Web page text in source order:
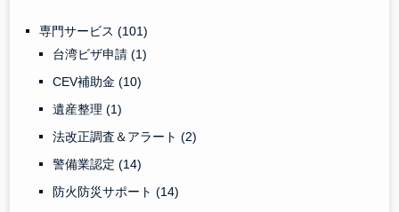
専門サービス(101)
台湾ビザ申請(1)
CEV補助金(10)
遺産整理(1)
法改正調査＆アラート(2)
警備業認定(14)
防火防災サポート(14)